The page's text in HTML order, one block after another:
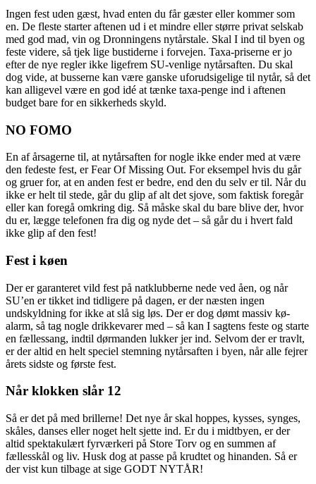
Ingen fest uden gæst, hvad enten du får gæster eller kommer som
en. De fleste starter aftenen ud i et mindre eller større privat selskab
med god mad, vin og Dronningens nytårstale. Skal I ind til byen og
feste videre, så tjek lige bustiderne i forvejen. Taxa-priserne er jo
efter de nye regler ikke ligefrem SU-venlige nytårsaften. Du skal
dog vide, at busserne kan være ganske uforudsigelige til nytår, så det
kan alligevel være en god idé at tænke taxa-penge ind i aftenen
budget bare for en sikkerheds skyld.
NO FOMO
En af årsagerne til, at nytårsaften for nogle ikke ender med at være
den fedeste fest, er Fear Of Missing Out. For eksempel hvis du går
og gruer for, at en anden fest er bedre, end den du selv er til. Når du
ikke er helt til stede, går du glip af alt det sjove, som faktisk foregår
eller kan foregå omkring dig. Så måske skal du bare blive der, hvor
du er, lægge telefonen fra dig og nyde det – så går du i hvert fald
ikke glip af den fest!
Fest i køen
Der er garanteret vild fest på natklubberne nede ved åen, og når
SU’en er tikket ind tidligere på dagen, er der næsten ingen
undskyldning for ikke at slå sig løs. Der er dog dømt massiv kø-
alarm, så tag nogle drikkevarer med – så kan I sagtens feste og starte
en fællessang, indtil dørmanden lukker jer ind. Selvom der er travlt,
er der altid en helt speciel stemning nytårsaften i byen, når alle fejrer
årets sidste og første fest.
Når klokken slår 12
Så er det på med brillerne! Det nye år skal hoppes, kysses, synges,
skåles, danses eller noget helt sjette ind. Er du i midtbyen, er der
altid spektakulært fyrværkeri på Store Torv og en summen af
fællesskål og liv. Husk dog at passe på krudtet og hinanden. Så er
der vist kun tilbage at sige GODT NYTÅR!